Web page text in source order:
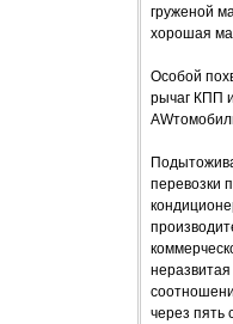
груженой
хорошая
Особой
рычаг КПП
перевозки
через пять